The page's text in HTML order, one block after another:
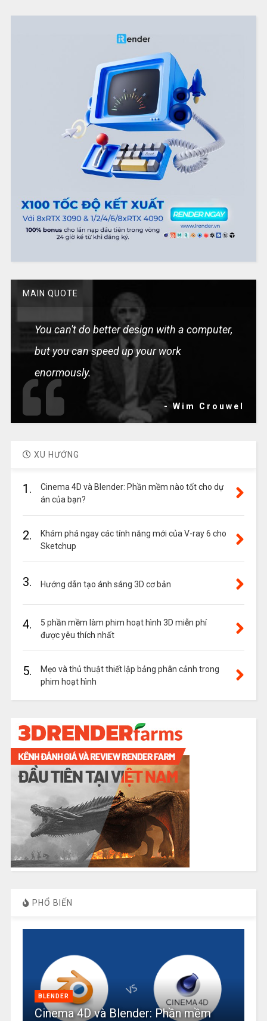
MAIN QUOTE
You can't do better design with a computer,
but you can speed up your work
enormously.
- Wim Crouwel
XU HƯỚNG
1.
Cinema 4D và Blender: Phần mềm nào tốt cho dự
án của bạn?
2.
Khám phá ngay các tính năng mới của V-ray 6 cho
Sketchup
3. Hướng dẫn tạo ánh sáng 3D cơ bản
4.
5 phần mềm làm phim hoạt hình 3D miễn phí
được yêu thích nhất
5.
Mẹo và thủ thuật thiết lập bảng phân cảnh trong
phim hoạt hình
PHỔ BIẾN
BLENDER
Cinema 4D và Blender: Phần mềm